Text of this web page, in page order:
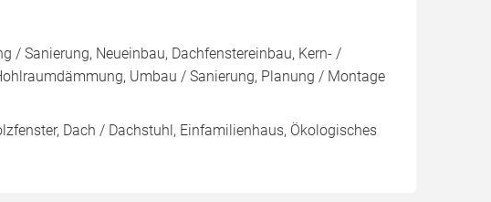
/ Sanierung, Neueinbau, Dachfenstereinbau, Kern- /
Umbau / Sanierung, Planung / Montage
Dach / Dachstuhl, Einfamilienhaus, Ökologisches